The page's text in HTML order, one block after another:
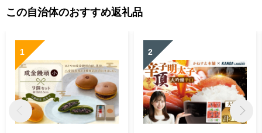
この自治体のおすすめ返礼品
1 2